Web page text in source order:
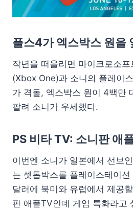
플스4가 엑스박스 원을
작년을 떠올리면 마이크로소
(Xbox One)과 소니의 플레이
가 격돌, 엑스박스 원이 4백만
팔려 소니가 우세했다.
PS 비타 TV: 소니판 애
이번엔 소니가 일본에서 선보
는 셋톱박스를 플레이스테이
달러에 북미와 유럽에서 제공
판 애플TV인데 게임 특화라고